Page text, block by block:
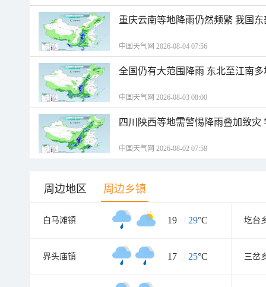
重庆云南等地降雨仍然频繁 我国
中国天气网 2026-08-04 07:56
全国仍有大范围降雨 东北至江南
中国天气网 2026-08-03 08:00
四川陕西等地需警惕降雨叠加致
中国天气网 2026-08-02 07:58
周边地区 周边乡镇
白马滩镇 19 / 29°C 圪台
界头庙镇 17 / 25°C 三岔